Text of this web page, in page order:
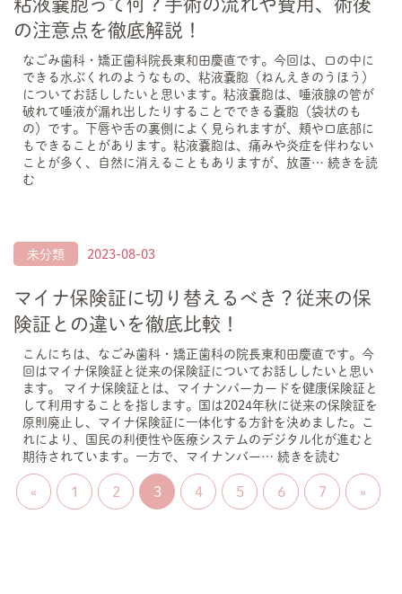
の注意点を徹底解説！
なごみ歯科・矯正歯科院長東和田慶直です。今回は、口の中に
できる水ぶくれのようなもの、粘液嚢胞（ねんえきのうほう）
についてお話ししたいと思います。粘液嚢胞は、唾液腺の管が
破れて唾液が漏れ出したりすることでできる嚢胞（袋状のも
の）です。下唇や舌の裏側によく見られますが、頬や口底部に
もできることがあります。粘液嚢胞は、痛みや炎症を伴わない
ことが多く、自然に消えることもありますが、放置… 続きを読
む
未分類 2023-08-03
マイナ保険証に切り替えるべき？従来の保
険証との違いを徹底比較！
こんにちは、なごみ歯科・矯正歯科の院長東和田慶直です。今
回はマイナ保険証と従来の保険証についてお話ししたいと思い
ます。 マイナ保険証とは、マイナンバーカードを健康保険証と
して利用することを指します。国は2024年秋に従来の保険証を
原則廃止し、マイナ保険証に一体化する方針を決めました。こ
れにより、国民の利便性や医療システムのデジタル化が進むと
期待されています。一方で、マイナンバー… 続きを読む
« 1 2 3 4 5 6 7 »